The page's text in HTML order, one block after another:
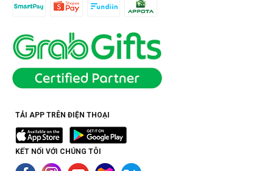
TẢI APP TRÊN ĐIỆN THOẠI
KẾT NỐI VỚI CHÚNG TÔI